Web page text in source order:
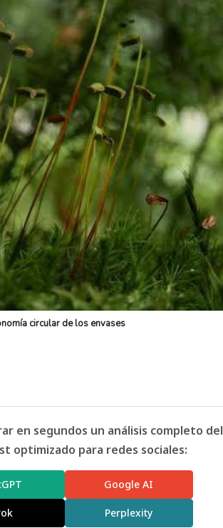
circular de los envases
en segundos un análisis completo del
optimizado para redes sociales:
Google AI
Perplexity